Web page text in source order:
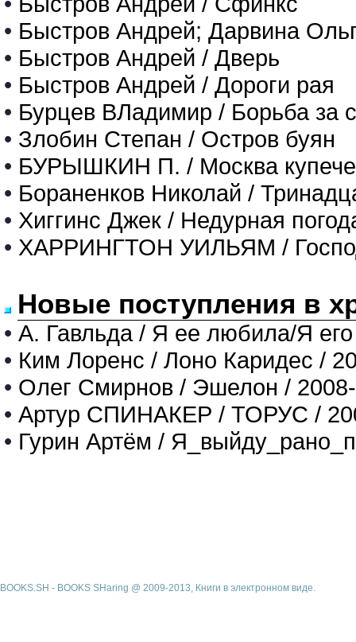
• Быстров Андрей; Дарвина
• Быстров Андрей / Дверь
• Быстров Андрей / Дороги рая
• Бурцев ВЛадимир / Борьба за
• Злобин Степан / Остров буян
• БУРЫШКИН П. / Москва
• Бораненков Николай /
• Хиггинс Джек / Недурная
• ХАРРИНГТОН УИЛЬЯМ /
Новые поступления в
• А. Гавльда / Я ее любила/Я
• Ким Лоренс / Лоно Каридес /
• Олег Смирнов / Эшелон /
• Артур СПИНАКЕР / ТОРУС /
• Гурин Артём /
BOOKS.SH - BOOKS SHaring @ 2009-2013, Книги в электронном виде.